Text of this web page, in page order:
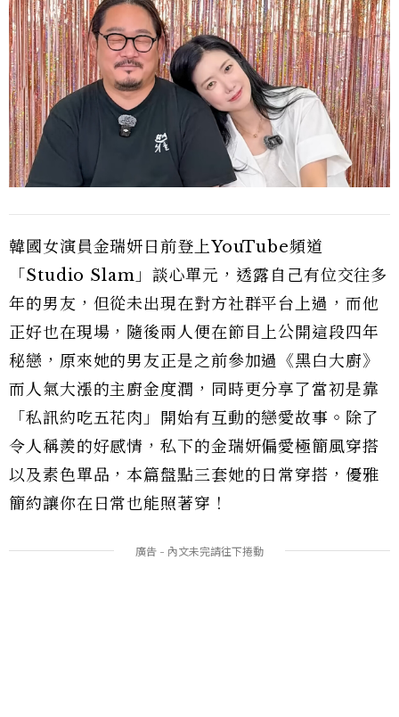
韓國女演員金瑞妍日前登上YouTube頻道
「Studio Slam」談心單元，透露自己有位交往多
年的男友，但從未出現在對方社群平台上過，而他
正好也在現場，隨後兩人便在節目上公開這段四年
秘戀，原來她的男友正是之前參加過《黑白大廚》
而人氣大漲的主廚金度潤，同時更分享了當初是靠
「私訊約吃五花肉」開始有互動的戀愛故事。除了
令人稱羨的好感情，私下的金瑞妍偏愛極簡風穿搭
以及素色單品，本篇盤點三套她的日常穿搭，優雅
簡約讓你在日常也能照著穿！